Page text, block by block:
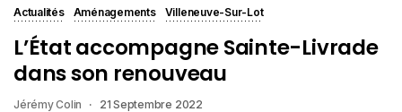
Actualités Aménagements Villeneuve-Sur-Lot
L’État accompagne Sainte-Livrade
dans son renouveau
Jérémy Colin 21 Septembre 2022